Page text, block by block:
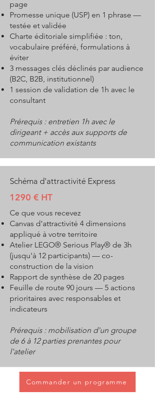
page
Promesse unique (USP) en 1 phrase —
testée et validée
Charte éditoriale simplifiée : ton,
vocabulaire préféré, formulations à
éviter
3 messages clés déclinés par audience
(B2C, B2B, institutionnel)
1 session de validation de 1h avec le
consultant
Prérequis : entretien 1h avec le
dirigeant + accès aux supports de
communication existants
Schéma d'attractivité Express
1290 € HT
Ce que vous recevez
Canvas d'attractivité 4 dimensions
appliqué à votre territoire
Atelier LEGO® Serious Play® de 3h
(jusqu'à 12 participants) — co-
construction de la vision
Rapport de synthèse de 20 pages
Feuille de route 90 jours — 5 actions
prioritaires avec responsables et
indicateurs
Prérequis : mobilisation d'un groupe
de 6 à 12 parties prenantes pour
l'atelier
Commander un programme